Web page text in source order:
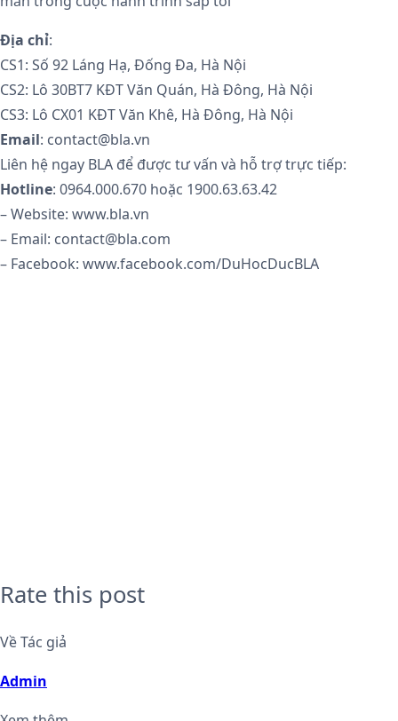
Địa chỉ:
CS1: Số 92 Láng Hạ, Đống Đa, Hà Nội
CS2: Lô 30BT7 KĐT Văn Quán, Hà Đông, Hà Nội
CS3: Lô CX01 KĐT Văn Khê, Hà Đông, Hà Nội
Email: contact@bla.vn
Liên hệ ngay BLA để được tư vấn và hỗ trợ trực tiếp:
Hotline: 0964.000.670 hoặc 1900.63.63.42
– Website: www.bla.vn
– Email: contact@bla.com
– Facebook: www.facebook.com/DuHocDucBLA
Rate this post
Về Tác giả
Admin